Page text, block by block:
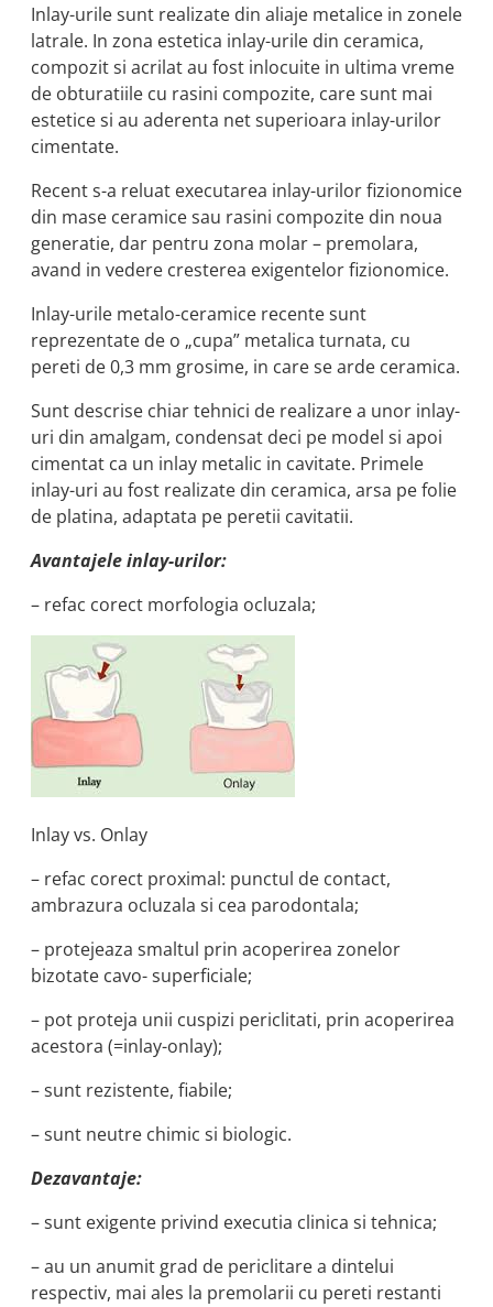
Inlay-urile sunt realizate din aliaje metalice in zonele
latrale. In zona estetica inlay-urile din ceramica,
compozit si acrilat au fost inlocuite in ultima vreme
de obturatiile cu rasini compozite, care sunt mai
estetice si au aderenta net superioara inlay-urilor
cimentate.
Recent s-a reluat executarea inlay-urilor fizionomice
din mase ceramice sau rasini compozite din noua
generatie, dar pentru zona molar – premolara,
avand in vedere cresterea exigentelor fizionomice.
Inlay-urile metalo-ceramice recente sunt
reprezentate de o „cupa” metalica turnata, cu
pereti de 0,3 mm grosime, in care se arde ceramica.
Sunt descrise chiar tehnici de realizare a unor inlay-
uri din amalgam, condensat deci pe model si apoi
cimentat ca un inlay metalic in cavitate. Primele
inlay-uri au fost realizate din ceramica, arsa pe folie
de platina, adaptata pe peretii cavitatii.
Avantajele inlay-urilor:
– refac corect morfologia ocluzala;
Inlay vs. Onlay
– refac corect proximal: punctul de contact,
ambrazura ocluzala si cea parodontala;
– protejeaza smaltul prin acoperirea zonelor
bizotate cavo- superficiale;
– pot proteja unii cuspizi periclitati, prin acoperirea
acestora (=inlay-onlay);
– sunt rezistente, fiabile;
– sunt neutre chimic si biologic.
Dezavantaje:
– sunt exigente privind executia clinica si tehnica;
– au un anumit grad de periclitare a dintelui
respectiv, mai ales la premolarii cu pereti restanti